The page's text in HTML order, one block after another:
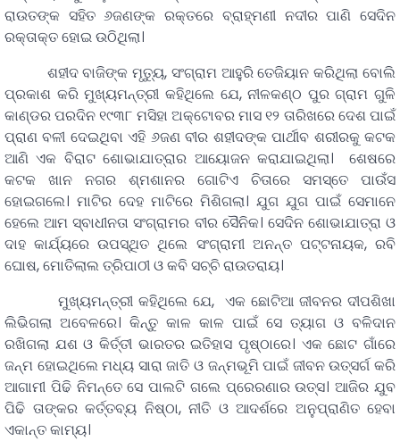
ରାଉତଙ୍କ ସହିତ ୬ଜଣଙ୍କ ରକ୍ତରେ ବ୍ରାହ୍ମଣୀ ନଦୀର ପାଣି ସେଦିନ
ରକ୍ତାକ୍ତ ହୋଇ ଉଠିଥିଲା।
ଶହୀଦ ବାଜିଙ୍କ ମୃତ୍ୟୁ, ସଂଗ୍ରାମ ଆହୁରି ତେଜିୟାନ କରିଥିଲା ବୋଲି
ପ୍ରକାଶ କରି ମୁଖ୍ୟମନ୍ତ୍ରୀ କହିଥିଲେ ଯେ, ନୀଳକଣ୍ଠ ପୁର ଗ୍ରାମ ଗୁଳି
କାଣ୍ଡର ପରଦିନ ୧୯୩୮ ମସିହା ଅକ୍ଟୋବର ମାସ ୧୨ ତାରିଖରେ ଦେଶ ପାଇଁ
ପ୍ରାଣ ବଳୀ ଦେଇଥିବା ଏହି ୬ଜଣ ବୀର ଶହୀଦଙ୍କ ପାର୍ଥୀବ ଶରୀରକୁ କଟକ
ଆଣି ଏକ ବିରାଟ ଶୋଭାଯାତ୍ରାର ଆୟୋଜନ କରାଯାଇଥିଲା। ଶେଷରେ
କଟକ ଖାନ ନଗର ଶ୍ମଶାନର ଗୋଟିଏ ଚିତାରେ ସମସ୍ତେ ପାଉଁସ
ହୋଇଗଲେ। ମାଟିର ଦେହ ମାଟିରେ ମିଶିଗଲା। ଯୁଗ ଯୁଗ ପାଇଁ ସେମାନେ
ହେଲେ ଆମ ସ୍ବାଧୀନତା ସଂଗ୍ରାମର ବୀର ସୈନିକ। ସେଦିନ ଶୋଭାଯାତ୍ରା ଓ
ଦାହ କାର୍ଯ୍ୟରେ ଉପସ୍ଥିତ ଥିଲେ ସଂଗ୍ରାମୀ ଅନନ୍ତ ପଟ୍ଟନାୟକ, ରବି
ଘୋଷ, ମୋତିଲାଲ ତ୍ରିପାଠୀ ଓ କବି ସଚ୍ଚି ରାଉତରାୟ।
ମୁଖ୍ୟମନ୍ତ୍ରୀ କହିଥିଲେ ଯେ, ଏକ ଛୋଟିଆ ଜୀବନର ଦୀପଶିଖା
ଲିଭିଗଲା ଅବେଳରେ। କିନ୍ତୁ କାଳ କାଳ ପାଇଁ ସେ ତ୍ୟାଗ ଓ ବଳିଦାନ
ରଖିଗଲା ଯଶ ଓ କିର୍ତ୍ତୀ ଭାରତର ଇତିହାସ ପୃଷ୍ଠାରେ। ଏକ ଛୋଟ ଗାଁରେ
ଜନ୍ମ ହୋଇଥିଲେ ମଧ୍ୟ ସାରା ଜାତି ଓ ଜନ୍ମଭୂମି ପାଇଁ ଜୀବନ ଉତ୍ସର୍ଗ କରି
ଆଗାମୀ ପିଢି ନିମନ୍ତେ ସେ ପାଲଟି ଗଲେ ପ୍ରେରଣାର ଉତ୍ସ। ଆଜିର ଯୁବ
ପିଢି ତାଙ୍କର କର୍ତ୍ତବ୍ୟ ନିଷ୍ଠା, ନୀତି ଓ ଆଦର୍ଶରେ ଅନୁପ୍ରାଣିତ ହେବା
ଏକାନ୍ତ କାମ୍ୟ।